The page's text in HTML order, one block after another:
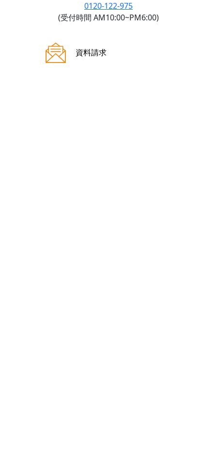
0120-122-975
(受付時間 AM10:00~PM6:00)
資料請求